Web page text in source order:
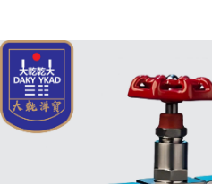
Valve Products
Valve News
Contact Us